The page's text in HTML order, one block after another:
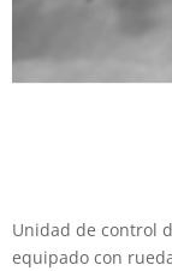
Unidad de control
equipado con